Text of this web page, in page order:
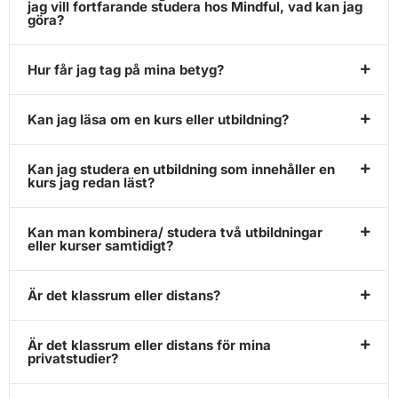
jag vill fortfarande studera hos Mindful, vad kan jag
göra?
Hur får jag tag på mina betyg?
Kan jag läsa om en kurs eller utbildning?
Kan jag studera en utbildning som innehåller en
kurs jag redan läst?
Kan man kombinera/ studera två utbildningar
eller kurser samtidigt?
Är det klassrum eller distans?
Är det klassrum eller distans för mina
privatstudier?